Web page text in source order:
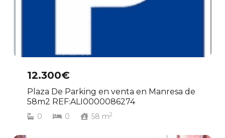
12.300€
Plaza De Parking en venta en Manresa de
58m2 REF:ALI0000086274
0 0 58 m2